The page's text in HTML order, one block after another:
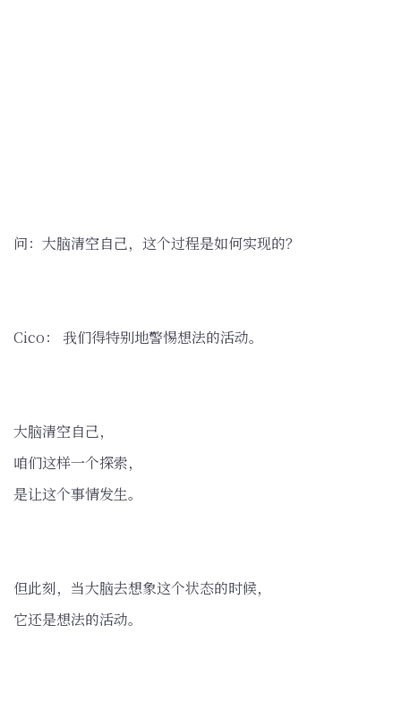
问：大脑清空自己，这个过程是如何实现的？
Cico： 我们得特别地警惕想法的活动。
大脑清空自己，
咱们这样一个探索，
是让这个事情发生。
但此刻，当大脑去想象这个状态的时候，
它还是想法的活动。